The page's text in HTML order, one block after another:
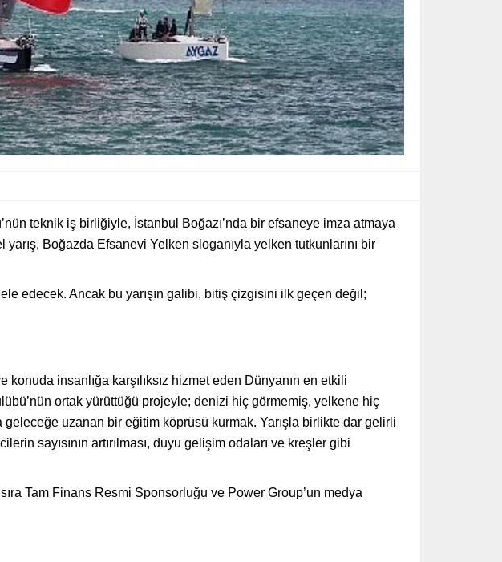
teknik iş birliğiyle, İstanbul Boğazı’nda bir efsaneye imza atmaya
Boğazda Efsanevi Yelken sloganıyla yelken tutkunlarını bir
edecek. Ancak bu yarışın galibi, bitiş çizgisini ilk geçen değil;
insanlığa karşılıksız hizmet eden Dünyanın en etkili
ortak yürüttüğü projeyle; denizi hiç görmemiş, yelkene hiç
geleceğe uzanan bir eğitim köprüsü kurmak. Yarışla birlikte dar gelirli
sayısının artırılması, duyu gelişim odaları ve kreşler gibi
Tam Finans Resmi Sponsorluğu ve Power Group’un medya